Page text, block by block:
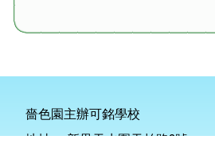
嗇色園主辦可銘學校
地址： 新界天水圍天柏路2號